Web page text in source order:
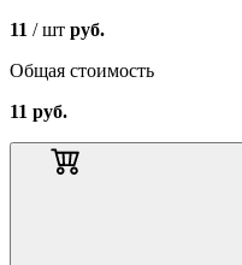
11 / шт руб.
Общая стоимость
11 руб.